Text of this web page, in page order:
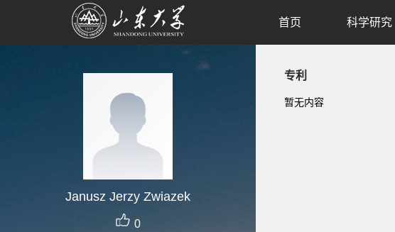
Janusz Jerzy Zwiazek
0
首页 科学研究
专利
暂无内容